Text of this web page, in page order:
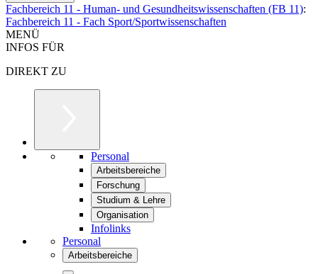
Fachbereich 11 - Human- und Gesundheitswissenschaften (FB 11):
Fachbereich 11 - Fach Sport/Sportwissenschaften
MENÜ
INFOS FÜR
DIREKT ZU
Personal
Arbeitsbereiche
Forschung
Studium & Lehre
Organisation
Infolinks
Personal
Arbeitsbereiche